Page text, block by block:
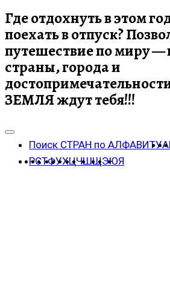
Где отдохнуть в этом
поехать в отпуск?
путешествие по миру
страны, города и
ЗЕМЛЯ ждут тебя!!!
Поиск СТРАН по АЛФАВИТУА
РСТФУХЦЧШЩЭЮЯ